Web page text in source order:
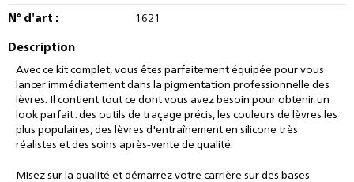
N° d'art : 1621
Description
Avec ce kit complet, vous êtes parfaitement équipée pour vous
lancer immédiatement dans la pigmentation professionnelle des
lèvres. Il contient tout ce dont vous avez besoin pour obtenir un
look parfait : des outils de traçage précis, les couleurs de lèvres les
plus populaires, des lèvres d'entraînement en silicone très
réalistes et des soins après-vente de qualité.
Misez sur la qualité et démarrez votre carrière sur des bases